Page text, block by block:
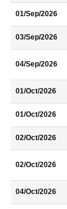
01/Sep/2026
03/Sep/2026
04/Sep/2026
01/Oct/2026
01/Oct/2026
02/Oct/2026
02/Oct/2026
04/Oct/2026